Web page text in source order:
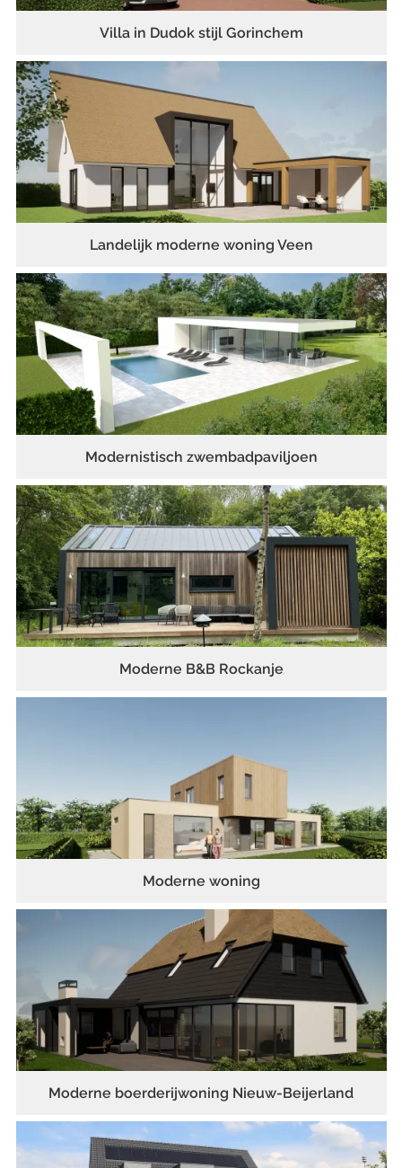
Villa in Dudok stijl Gorinchem
Landelijk moderne woning Veen
Modernistisch zwembadpaviljoen
Moderne B&B Rockanje
Moderne woning
Moderne boerderijwoning Nieuw-Beijerland